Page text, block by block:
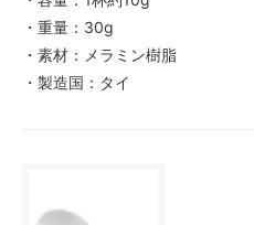
・重量：30g
・素材：メラミン樹脂
・製造国：タイ